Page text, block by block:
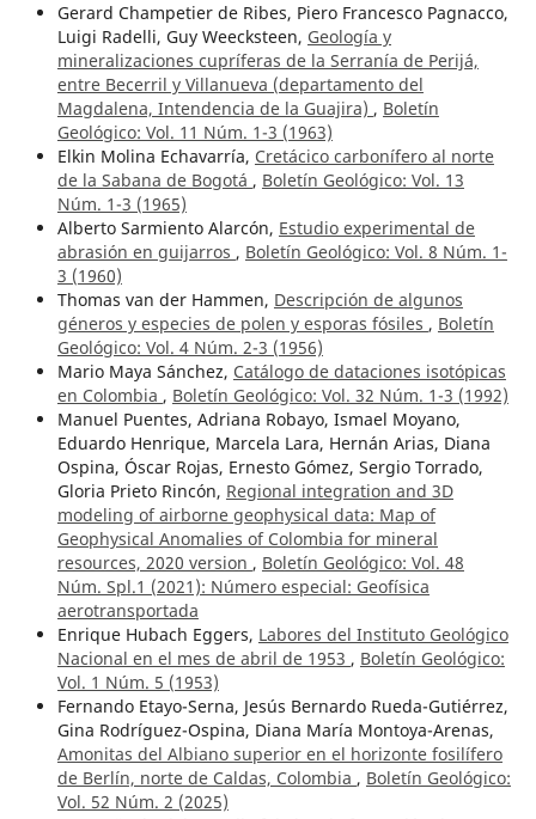
Gerard Champetier de Ribes, Piero Francesco Pagnacco,
Luigi Radelli, Guy Weecksteen, Geología y
mineralizaciones cupríferas de la Serranía de Perijá,
entre Becerril y Villanueva (departamento del
Magdalena, Intendencia de la Guajira) , Boletín
Geológico: Vol. 11 Núm. 1-3 (1963)
Elkin Molina Echavarría, Cretácico carbonífero al norte
de la Sabana de Bogotá , Boletín Geológico: Vol. 13
Núm. 1-3 (1965)
Alberto Sarmiento Alarcón, Estudio experimental de
abrasión en guijarros , Boletín Geológico: Vol. 8 Núm. 1-
3 (1960)
Thomas van der Hammen, Descripción de algunos
géneros y especies de polen y esporas fósiles , Boletín
Geológico: Vol. 4 Núm. 2-3 (1956)
Mario Maya Sánchez, Catálogo de dataciones isotópicas
en Colombia , Boletín Geológico: Vol. 32 Núm. 1-3 (1992)
Manuel Puentes, Adriana Robayo, Ismael Moyano,
Eduardo Henrique, Marcela Lara, Hernán Arias, Diana
Ospina, Óscar Rojas, Ernesto Gómez, Sergio Torrado,
Gloria Prieto Rincón, Regional integration and 3D
modeling of airborne geophysical data: Map of
Geophysical Anomalies of Colombia for mineral
resources, 2020 version , Boletín Geológico: Vol. 48
Núm. Spl.1 (2021): Número especial: Geofísica
aerotransportada
Enrique Hubach Eggers, Labores del Instituto Geológico
Nacional en el mes de abril de 1953 , Boletín Geológico:
Vol. 1 Núm. 5 (1953)
Fernando Etayo-Serna, Jesús Bernardo Rueda-Gutiérrez,
Gina Rodríguez-Ospina, Diana María Montoya-Arenas,
Amonitas del Albiano superior en el horizonte fosilífero
de Berlín, norte de Caldas, Colombia , Boletín Geológico:
Vol. 52 Núm. 2 (2025)